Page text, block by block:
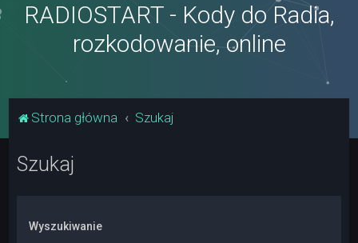
RADIOSTART - Kody do Radia,
rozkodowanie, online
Strona główna Szukaj
Szukaj
Wyszukiwanie